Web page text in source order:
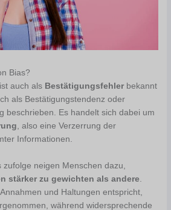
Bias?
auch als Bestätigungsfehler bekannt
als Bestätigungstendenz oder
beschrieben. Es handelt sich dabei um
, also eine Verzerrung der
Informationen.
neigen Menschen dazu,
stärker zu gewichten als andere
und Haltungen entspricht,
während widersprechende